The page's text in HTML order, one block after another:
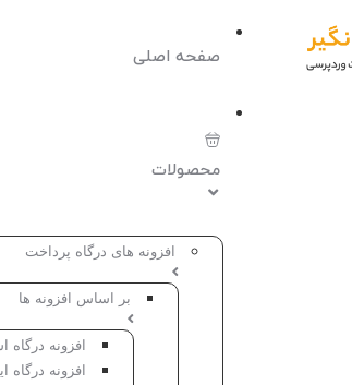
صفحه اصلی
محصولات
افزونه های درگاه پرداخت
بر اساس افزونه ها
افزونه درگاه
افزونه درگاه